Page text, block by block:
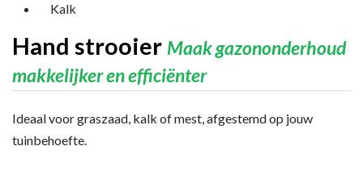
Kalk
Hand strooier Maak gazononderhoud
makkelijker en efficiënter
Ideaal voor graszaad, kalk of mest, afgestemd op jouw
tuinbehoefte.